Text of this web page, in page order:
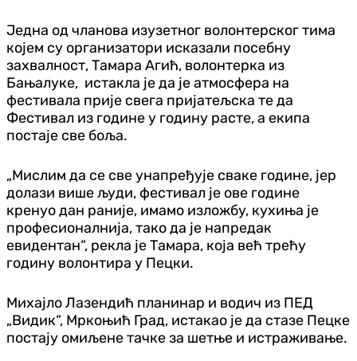
Једна од чланова изузетног волонтерског тима
којем су организатори исказали посебну
захвалност, Тамара Агић, волонтерка из
Бањалуке, истакла је да је атмосфера на
фестивала прије свега пријатељска те да
Фестивал из године у годину расте, а екипа
постаје све боља.
„Мислим да се све унапређује сваке године, јер
долази више људи, фестивал је ове године
кренуо дан раније, имамо изложбу, кухиња је
професионалнија, тако да је напредак
евидентан“, рекла је Тамара, која већ трећу
годину волонтира у Пецки.
Михајло Лазендић планинар и водич из ПЕД
„Видик“, Мркоњић Град, истакао је да стазе Пецке
постају омиљене тачке за шетње и истраживање.